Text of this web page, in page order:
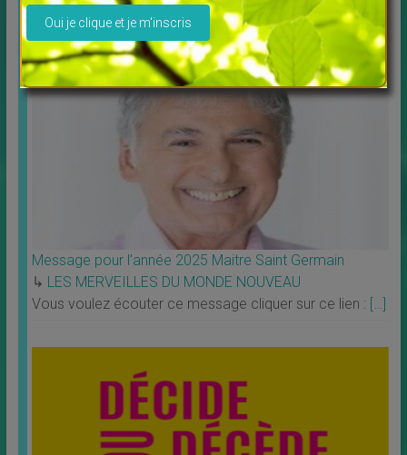
Profitez de la possibilité de louer ou télécharger les
films. Tous les films vous sont proposés en
[…]
Message pour l’année 2025 Maitre Saint Germain
↳ LES MERVEILLES DU MONDE NOUVEAU
Vous voulez écouter ce message cliquer sur ce lien : […]